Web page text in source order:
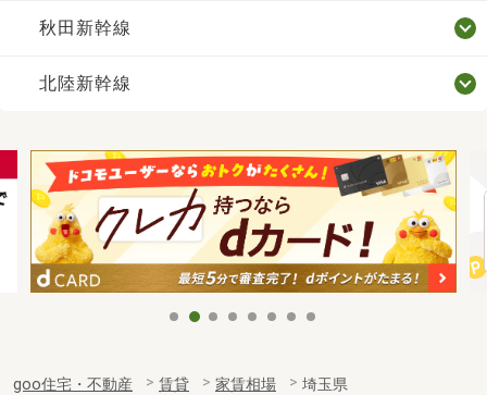
秋田新幹線
北陸新幹線
goo住宅・不動産 賃貸 家賃相場 埼玉県